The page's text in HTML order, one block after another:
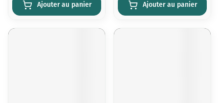
Ajouter au panier Ajouter au panier